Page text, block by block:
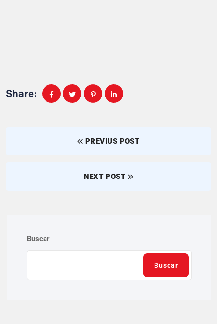
Share:
PREVIUS POST
NEXT POST
Buscar
Buscar